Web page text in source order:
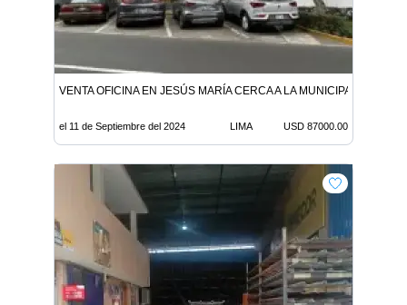
VENTA OFICINA EN JESÚS MARÍA CERCA A LA MUNICIPALIDAD Y
el 11 de Septiembre del 2024 LIMA USD 87000.00